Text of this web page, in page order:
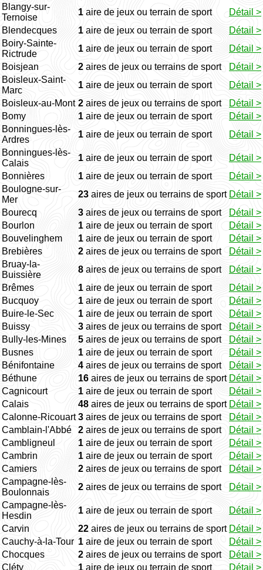
Blangy-sur-
Ternoise
1 aire de jeux ou terrain de sport
Détail >
Blendecques
1 aire de jeux ou terrain de sport
Détail >
Boiry-Sainte-
Rictrude
1 aire de jeux ou terrain de sport
Détail >
Boisjean
2 aires de jeux ou terrains de sport
Détail >
Boisleux-Saint-
Marc
1 aire de jeux ou terrain de sport
Détail >
Boisleux-au-Mont 2 aires de jeux ou terrains de sport
Détail >
Bomy
1 aire de jeux ou terrain de sport
Détail >
Bonningues-lès-
Ardres
1 aire de jeux ou terrain de sport
Détail >
Bonningues-lès-
Calais
1 aire de jeux ou terrain de sport
Détail >
Bonnières
1 aire de jeux ou terrain de sport
Détail >
Boulogne-sur-
Mer
23 aires de jeux ou terrains de sport Détail >
Bourecq
3 aires de jeux ou terrains de sport
Détail >
Bourlon
1 aire de jeux ou terrain de sport
Détail >
Bouvelinghem
1 aire de jeux ou terrain de sport
Détail >
Brebières
2 aires de jeux ou terrains de sport
Détail >
Bruay-la-
Buissière
8 aires de jeux ou terrains de sport
Détail >
Brêmes
1 aire de jeux ou terrain de sport
Détail >
Bucquoy
1 aire de jeux ou terrain de sport
Détail >
Buire-le-Sec
1 aire de jeux ou terrain de sport
Détail >
Buissy
3 aires de jeux ou terrains de sport
Détail >
Bully-les-Mines
5 aires de jeux ou terrains de sport
Détail >
Busnes
1 aire de jeux ou terrain de sport
Détail >
Bénifontaine
4 aires de jeux ou terrains de sport
Détail >
Béthune
16 aires de jeux ou terrains de sport Détail >
Cagnicourt
1 aire de jeux ou terrain de sport
Détail >
Calais
48 aires de jeux ou terrains de sport Détail >
Calonne-Ricouart 3 aires de jeux ou terrains de sport
Détail >
Camblain-l'Abbé
2 aires de jeux ou terrains de sport
Détail >
Cambligneul
1 aire de jeux ou terrain de sport
Détail >
Cambrin
1 aire de jeux ou terrain de sport
Détail >
Camiers
2 aires de jeux ou terrains de sport
Détail >
Campagne-lès-
Boulonnais
2 aires de jeux ou terrains de sport
Détail >
Campagne-lès-
Hesdin
1 aire de jeux ou terrain de sport
Détail >
Carvin
22 aires de jeux ou terrains de sport Détail >
Cauchy-à-la-Tour 1 aire de jeux ou terrain de sport
Détail >
Chocques
2 aires de jeux ou terrains de sport
Détail >
Cléty
1 aire de jeux ou terrain de sport Détail >